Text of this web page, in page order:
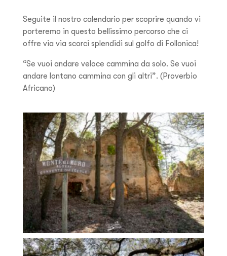
Seguite il nostro calendario per scoprire quando vi
porteremo in questo bellissimo percorso che ci
offre via via scorci splendidi sul golfo di Follonica!
“Se vuoi andare veloce cammina da solo. Se vuoi
andare lontano cammina con gli altri”. (Proverbio
Africano)